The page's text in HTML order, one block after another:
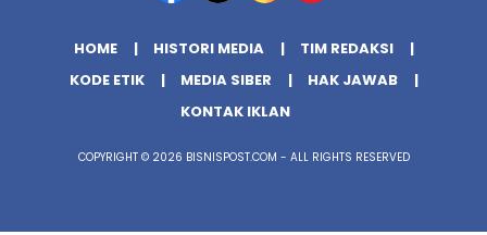
HOME HISTORI MEDIA
TIM REDAKSI
KODE ETIK
MEDIA SIBER
HAK JAWAB
KONTAK IKLAN
COPYRIGHT © 2026 BISNISPOST.COM - ALL RIGHTS RESERVED